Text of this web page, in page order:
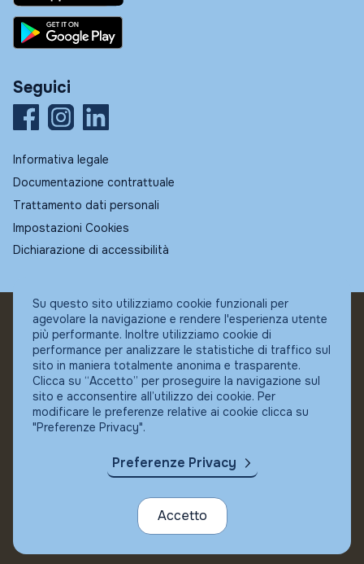
Seguici
Informativa legale
Documentazione contrattuale
Trattamento dati personali
Impostazioni Cookies
Dichiarazione di accessibilità
© Fundstore
Collocatore autorizzato:
Banca Ifigest SpA
P.Iva: 04337180485
Su questo sito utilizziamo cookie funzionali per
agevolare la navigazione e rendere l'esperienza utente
più performante. Inoltre utilizziamo cookie di
performance per analizzare le statistiche di traffico sul
sito in maniera totalmente anonima e trasparente.
Clicca su “Accetto” per proseguire la navigazione sul
sito e acconsentire all’utilizzo dei cookie. Per
modificare le preferenze relative ai cookie clicca su
"Preferenze Privacy".
Preferenze Privacy
Accetto